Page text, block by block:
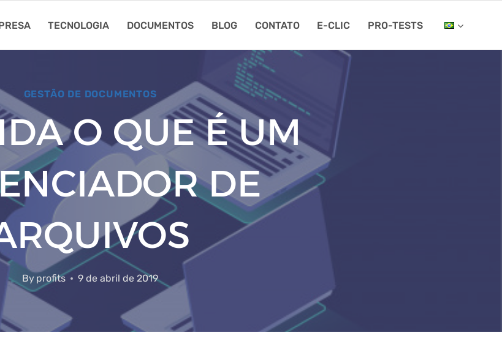
TECNOLOGIA DOCUMENTOS BLOG CONTATO E-CLIC PRO-TESTS
GESTÃO DE DOCUMENTOS
O QUE É UM
DE
By profits 9 de abril de 2019